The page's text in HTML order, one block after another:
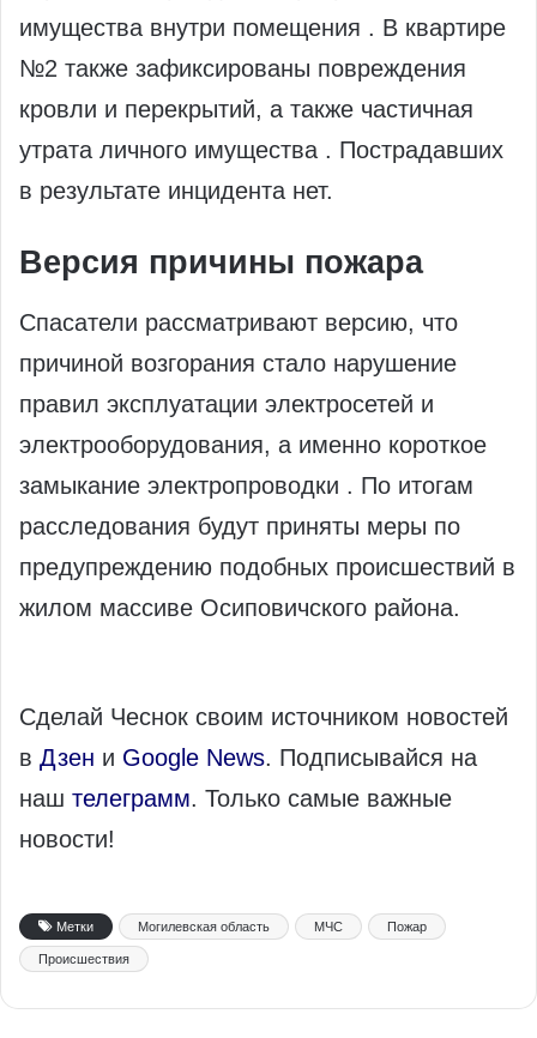
имущества внутри помещения . В квартире
№2 также зафиксированы повреждения
кровли и перекрытий, а также частичная
утрата личного имущества . Пострадавших
в результате инцидента нет.
Версия причины пожара
Спасатели рассматривают версию, что
причиной возгорания стало нарушение
правил эксплуатации электросетей и
электрооборудования, а именно короткое
замыкание электропроводки . По итогам
расследования будут приняты меры по
предупреждению подобных происшествий в
жилом массиве Осиповичского района.
Сделай Чеснок своим источником новостей
в Дзен и Google News. Подписывайся на
наш телеграмм. Только самые важные
новости!
Метки Могилевская область МЧС Пожар
Происшествия